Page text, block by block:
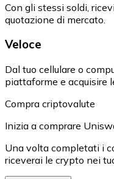
Con gli stessi soldi,
quotazione di mercato.
Veloce
Dal tuo cellulare o
piattaforme e acquisire
Compra criptovalute
Inizia a comprare
Una volta completati i
riceverai le crypto nei